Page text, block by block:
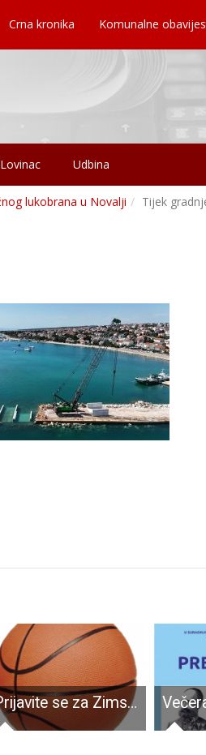
Crna kronika Komunalne
Lovinac Udbina
lukobrana u Novalji Tijek
Prijavite se za Zimsku košarkašku ligu!!!